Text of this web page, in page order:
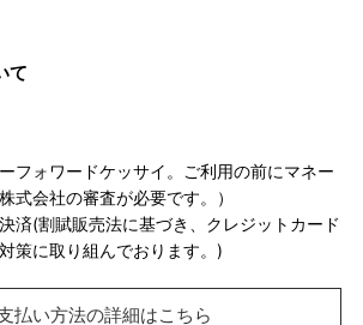
て
フォワードケッサイ。ご利用の前にマネー
式会社の審査が必要です。）
済(割賦販売法に基づき、クレジットカード
策に取り組んでおります。)
払い方法の詳細はこちら